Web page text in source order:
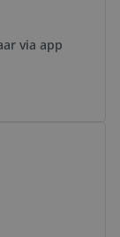
via app